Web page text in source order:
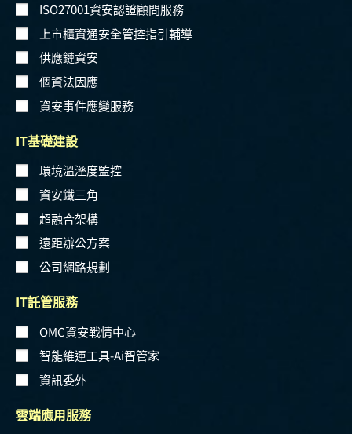
ISO27001資安認證顧問服務
上市櫃資通安全管控指引輔導
供應鏈資安
個資法因應
資安事件應變服務
IT基礎建設
環境溫溼度監控
資安鐵三角
超融合架構
遠距辦公方案
公司網路規劃
IT託管服務
OMC資安戰情中心
智能維運工具-Ai智管家
資訊委外
雲端應用服務